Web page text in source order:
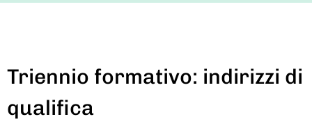
Triennio formativo: indirizzi di
qualifica